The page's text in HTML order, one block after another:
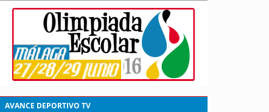
AVANCE DEPORTIVO TV